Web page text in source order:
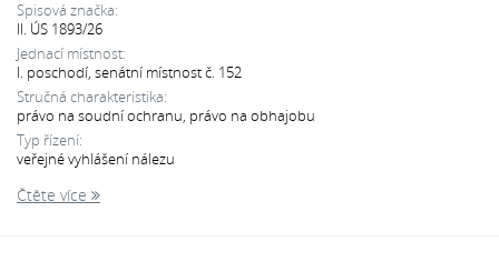
Spisová značka:
II. ÚS 1893/26
Jednací místnost:
I. poschodí, senátní místnost č. 152
Stručná charakteristika:
právo na soudní ochranu, právo na obhajobu
Typ řízení:
veřejné vyhlášení nálezu
Čtěte více